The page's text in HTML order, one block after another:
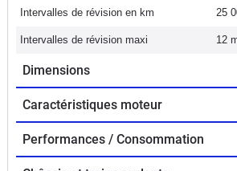
Intervalles de révision en km
25
Intervalles de révision maxi 12
Dimensions
Caractéristiques moteur
Performances / Consommation